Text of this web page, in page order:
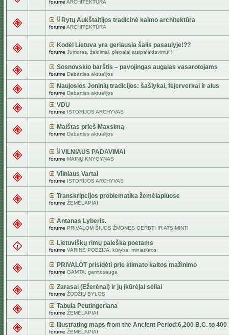
forume ARCHITEKTŪRA
Rytų Aukštaitijos tradicinė kaimo architektūra
forume ARCHITEKTŪRA
Kodėl Lietuva yra geriausia šalis pasaulyje!??
forume Jumoras, žaidimai, plepalai atsipalaidavimui:)
Sosnovskio barštis – pavojingas augalas vasarotojams
forume Dabarties aktualijos
Naujosios Joninių tradicijos: šašlykai, fejerverkai ir alus
forume Dabarties aktualijos
VDU
forume ISTORIJOS ARCHYVAS
Maištas prieš Maxsimą
forume Dabarties aktualijos
VILNIAUS PADAVIMAI
forume MAINŲ KNYGYNAS
Vilniaus Vartai
forume ISTORIJOS ARCHYVAS
Transkripcijos problematika žemėlapiuose
forume ŽEMĖLAPIAI
Antanas Lyberis.
forume PRIVALOM ŠIUOS ŽMONES GERBTI IR ATSIMINTI
Lietuviškų rimų paieška poetams
forume VARINĖ POEZIJA, kūryba, miniatiūros
PRIVALOT prisidėti prie klimato kaitos mažinimo
forume GAMTA, gamtosauga
Zarasai (Ežerėnai) ir jų įkūrėjai sėliai
forume ŽODŽIŲ BYLOS
Tabula Peutingeriana
forume ŽEMĖLAPIAI
illustrating maps from the Ancient Period:6,200 B.C. to 400
forume ŽEMĖLAPIAI